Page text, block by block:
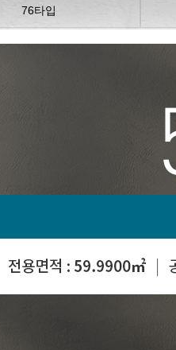
76타입